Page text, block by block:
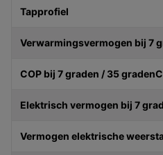
Tapprofiel
Verwarmingsvermogen bij 7
COP bij 7 graden / 35 graden
Elektrisch vermogen bij 7
Vermogen elektrische